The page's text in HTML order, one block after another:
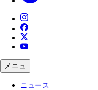
メニュ
ニュース